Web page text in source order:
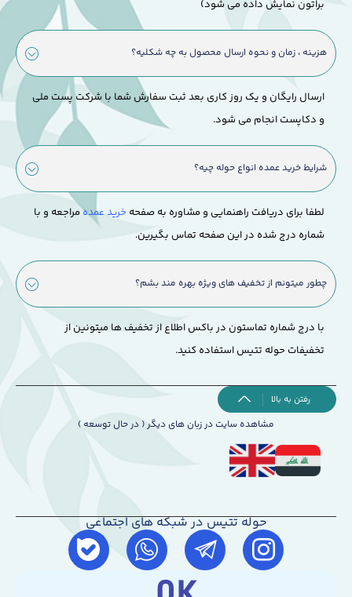
براتون نمایش داده می شود)
هزینه ، زمان و نحوه ارسال محصول به چه شکلیه؟
ارسال رایگان و یک روز کاری بعد ثبت سفارش شما با شرکت پست ملی
و دکاپست انجام می شود.
شرایط خرید عمده انواع حوله چیه؟
لطفا برای دریافت راهنمایی و مشاوره به صفحه خرید عمدهمراجعه و با
شماره درج شده در این صفحه تماس بگیرین.
چطور میتونم از تخفیف های ویژه بهره مند بشم؟
با درج شماره تماستون در باکس اطلاع از تخفیف ها میتونین از
تخفیفات حوله تتیس استفاده کنید.
رفتن به بالا
مشاهده سایت در زبان های دیگر ( در حال توسعه )
حوله تتیس در شبکه های اجتماعی